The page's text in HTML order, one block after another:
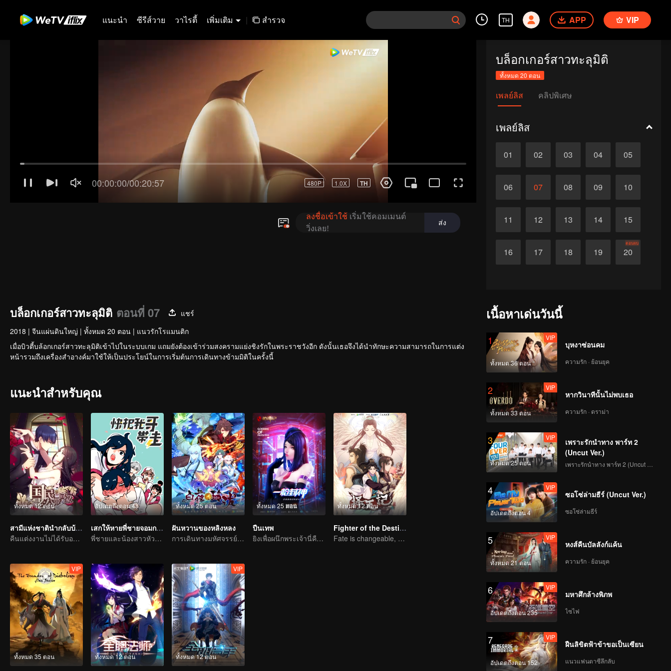
แนะนำ ซีรีส์วาย วาไรตี้ เพิ่มเติม | สำรวจ TH APP VIP
บล็อกเกอร์สาวทะลุมิติ
ทั้งหมด 20 ตอน
เพลย์ลิส คลิปพิเศษ
เพลย์ลิส
01 02 03 04 05
06 07 08 09 10
11 12 13 14 15
16 17 18 19 20
ตอนจบ
บล็อกเกอร์สาวทะลุมิติ ตอนที่ 07
แชร์
2018 | จีนแผ่นดินใหญ่ | ทั้งหมด 20 ตอน | แนวรักโรแมนติก
เมื่อบิวตี้บล้อกเกอร์สาวทะลุมิติเข้าไปในระบบเกม แถมยังต้องเข้าร่วมสงครามแย่งชิงรักในพระราชวังอีก ดังนั้นเธอจึงได้นำทักษะความสามารถในการแต่ง
หน้ารวมถึงเครื่องสำอางค์มาใช้ให้เป็นประโยน์ในการเริ่มต้นการเดินทางข้ามมิติในครั้งนี้
แนะนำสำหรับคุณ
ทั้งหมด 12 ตอน
สามีแห่งชาตินำกลับบ้าน SS1
คืนแต่งงานไม่ได้รับอนุญาต
อัปเดตถึงตอน 48
เสกให้หายพี่ชายจอมกวน
พี่ชายและน้องสาวหัวเราะท้องแข็งทุกวัน
ทั้งหมด 25 ตอน
ฝันหวานของหลิงหลง
การเดินทางมหัศจรรย์เพื่อค้นหารักแท้
ทั้งหมด 25 ตอน
ปืนเทพ
ยิงเพื่อผนึกพระเจ้านี่คือการต่อสู้ของเรา!
ทั้งหมด 12 ตอน
Fighter of the Destiny SS4
Fate is changeable, change one's fate against heaven
ทั้งหมด 35 ตอน
VIP
ทั้งหมด 12 ตอน ทั้งหมด 12 ตอน
VIP
เนื้อหาเด่นวันนี้
1
ทั้งหมด 36 ตอน
VIP
บุหงาซ่อนคม
ความรัก · ย้อนยุค
2
ทั้งหมด 33 ตอน
VIP
หากวินาทีนั้นไม่พบเธอ
ความรัก · ดราม่า
3
ทั้งหมด 25 ตอน
VIP
เพราะรักนำทาง พาร์ท 2
(Uncut Ver.)
4
อัปเดตถึงตอน 4
VIP
ซอโซ่ล่ามธีร์ (Uncut Ver.)
ซอโซ่ล่ามธีร์
5
ทั้งหมด 21 ตอน
VIP
หงส์คืนบัลลังก์แค้น
ความรัก · ย้อนยุค
6
อัปเดตถึงตอน 235
VIP
มหาศึกล้างพิภพ
ไซไฟ
7
อัปเดตถึงตอน 152
VIP
ฝืนลิขิตฟ้าข้าขอเป็นเซียน
แนวแฟนตาซีลึกลับ